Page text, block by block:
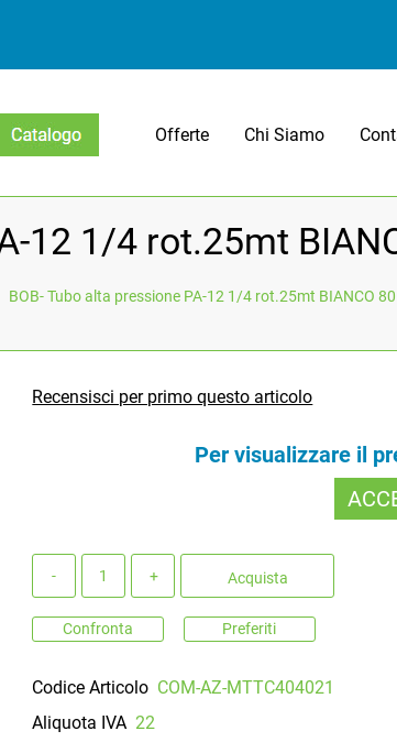
Offerte Chi Siamo
12 1/4 rot.25mt
BOB- Tubo alta pressione PA-12 1/4 rot.25mt BIANCO
Recensisci per primo questo articolo
Per visualizzare il
Acquista
Confronta Preferiti
Codice Articolo COM-AZ-MTTC404021
Aliquota IVA 22